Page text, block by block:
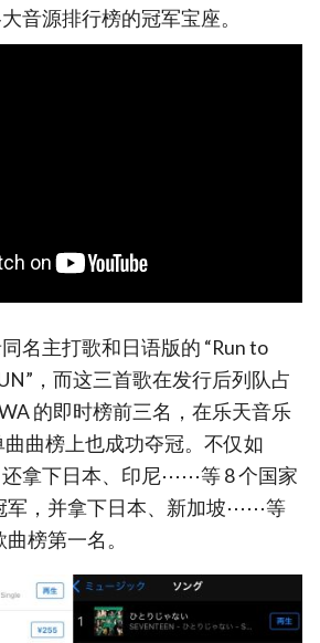
音源排行榜的冠军宝座。
名主打歌和日语版的 “Run to
，而这三首歌在发行后列队占
的即时榜前三名，在乐天音乐
曲曲榜上也成功夺冠。不仅如
还拿下日本、印尼⋯⋯等 8 个国家
军，并拿下日本、新加坡⋯⋯等
榜第一名。